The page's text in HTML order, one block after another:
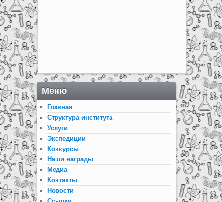
Меню
Главная
Структура института
Услуги
Экспедиции
Конкурсы
Наши награды
Медиа
Контакты
Новости